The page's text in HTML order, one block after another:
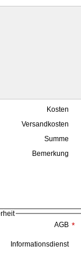
Kosten
Versandkosten
Summe
Bemerkung
AGB *
Informationsdienst